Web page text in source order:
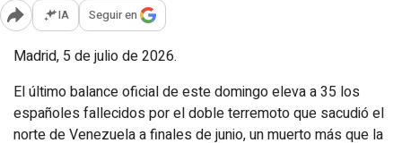
Abrir opciones para compartir
IA Seguir en
Madrid, 5 de julio de 2026.
El último balance oficial de este domingo eleva a 35 los
españoles fallecidos por el doble terremoto que sacudió el
norte de Venezuela a finales de junio, un muerto más que la